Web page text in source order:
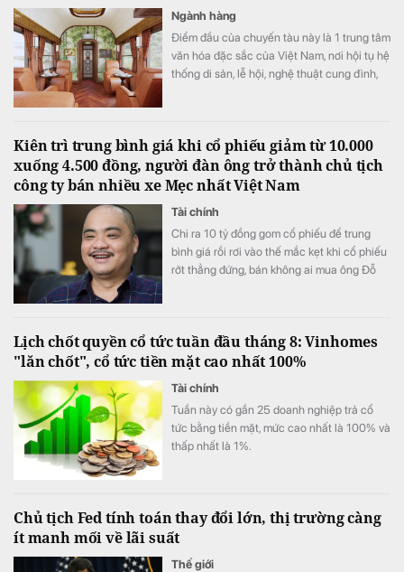
Ngành hàng
Điểm đầu của chuyến tàu này là 1 trung tâm
văn hóa đặc sắc của Việt Nam, nơi hội tụ hệ
thống di sản, lễ hội, nghệ thuật cung đình,
Kiên trì trung bình giá khi cổ phiếu giảm từ 10.000
xuống 4.500 đồng, người đàn ông trở thành chủ tịch
công ty bán nhiều xe Mẹc nhất Việt Nam
Tài chính
Chi ra 10 tỷ đồng gom cổ phiếu để trung
bình giá rồi rơi vào thế mắc kẹt khi cổ phiếu
rớt thẳng đứng, bán không ai mua ông Đỗ
Lịch chốt quyền cổ tức tuần đầu tháng 8: Vinhomes
"lăn chốt", cổ tức tiền mặt cao nhất 100%
Tài chính
Tuần này có gần 25 doanh nghiệp trả cổ
tức bằng tiền mặt, mức cao nhất là 100% và
thấp nhất là 1%.
Chủ tịch Fed tính toán thay đổi lớn, thị trường càng
ít manh mối về lãi suất
Thế giới